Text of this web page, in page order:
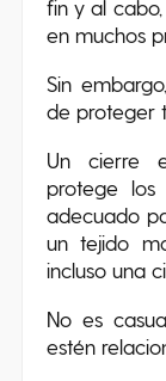
fin y al
en muchos
Sin
de proteger
Un cierre
protege
adecuado
un tejido
incluso una
No es
estén